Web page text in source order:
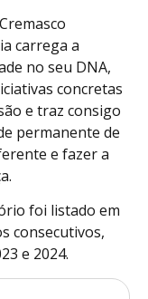
carrega a
no seu DNA,
concretas
e traz consigo
permanente de
e fazer a
foi listado em
consecutivos,
e 2024.